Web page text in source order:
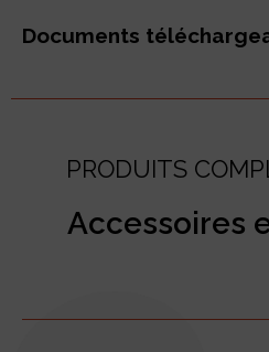
Documents
PRODUITS
Accessoires